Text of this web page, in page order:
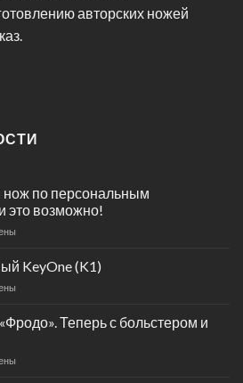
авторских ножей
по персональным
это возможно!
KeyOne (K1)
Теперь с больстером и